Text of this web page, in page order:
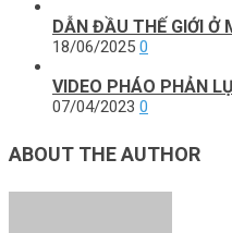
DẪN ĐẦU THẾ GIỚI Ở
18/06/2025 0
VIDEO PHÁO PHẢN
07/04/2023 0
ABOUT THE AUTHOR